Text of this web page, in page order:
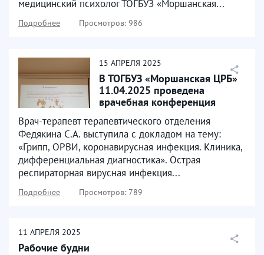
медицинский психолог ТОГБУЗ «Моршанская...
Подробнее Просмотров: 986
15 АПРЕЛЯ 2025
В ТОГБУЗ «Моршанская ЦРБ»
11.04.2025 проведена
врачебная конференция
Врач-терапевт терапевтического отделения
Федякина С.А. выступила с докладом на тему:
«Грипп, ОРВИ, коронавирусная инфекция. Клиника,
дифференциальная диагностика». Острая
респираторная вирусная инфекция...
Подробнее Просмотров: 789
11 АПРЕЛЯ 2025
Рабочие будни